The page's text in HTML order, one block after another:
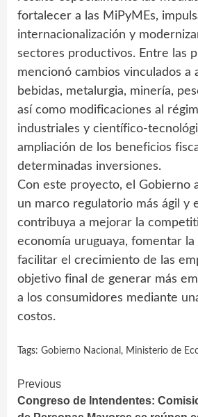
fortalecer a las MiPyMEs,
internacionalización y
sectores productivos. Entre las
mencionó cambios vinculados a
bebidas, metalurgia, minería,
así como modificaciones al
industriales y científico-
ampliación de los beneficios
determinadas inversiones.
Con este proyecto, el Gobierno
un marco regulatorio más ágil y
contribuya a mejorar la
economía uruguaya, fomentar
facilitar el crecimiento de las
objetivo final de generar más
a los consumidores mediante
costos.
Tags: Gobierno Nacional , Ministerio de
Continue
Reading
Previous
Congreso de Intendentes: